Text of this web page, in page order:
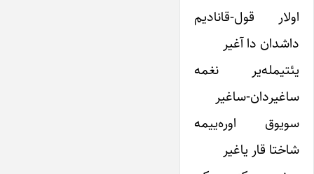
اولار قول-قانادیم
داشدان دا آغیر
یئتیمله‌یر نغمه
ساغیردان-ساغیر
سویوق اوره‌ییمه
شاختا قار یاغیر